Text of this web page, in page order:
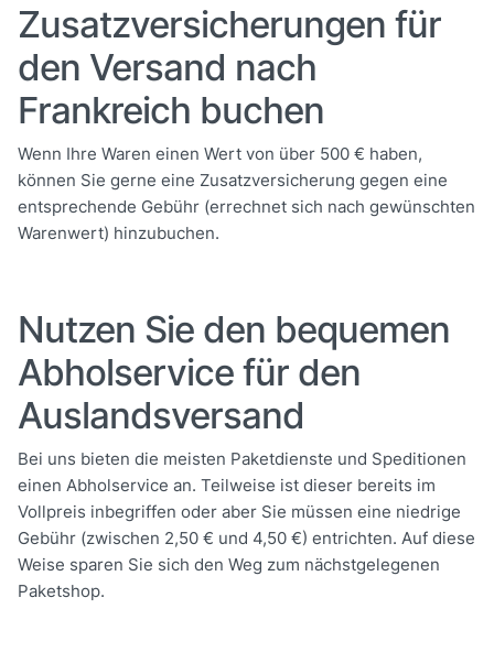
Zusatzversicherungen für
den Versand nach
Frankreich buchen
Wenn Ihre Waren einen Wert von über 500 € haben,
können Sie gerne eine Zusatzversicherung gegen eine
entsprechende Gebühr (errechnet sich nach gewünschten
Warenwert) hinzubuchen.
Nutzen Sie den bequemen
Abholservice für den
Auslandsversand
Bei uns bieten die meisten Paketdienste und Speditionen
einen Abholservice an. Teilweise ist dieser bereits im
Vollpreis inbegriffen oder aber Sie müssen eine niedrige
Gebühr (zwischen 2,50 € und 4,50 €) entrichten. Auf diese
Weise sparen Sie sich den Weg zum nächstgelegenen
Paketshop.